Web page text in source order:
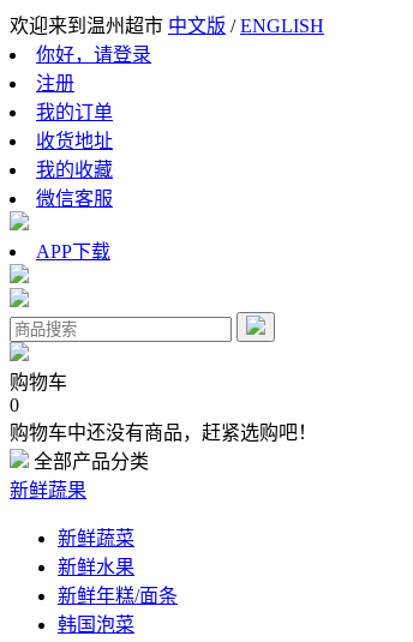
欢迎来到温州超市 中文版 /ENGLISH
你好，请登录
注册
我的订单
收货地址
我的收藏
微信客服
APP下载
购物车
0
购物车中还没有商品，赶紧选购吧！
全部产品分类
新鲜蔬果
新鲜蔬菜
新鲜水果
新鲜年糕/面条
韩国泡菜